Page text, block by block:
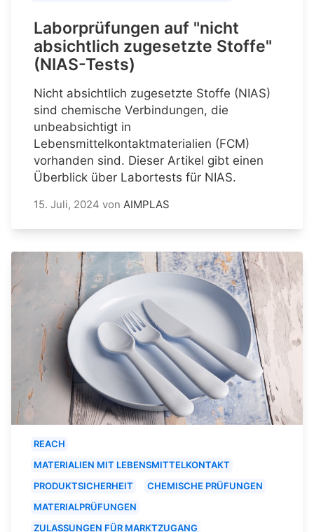
Laborprüfungen auf "nicht
absichtlich zugesetzte Stoffe"
(NIAS-Tests)
Nicht absichtlich zugesetzte Stoffe (NIAS)
sind chemische Verbindungen, die
unbeabsichtigt in
Lebensmittelkontaktmaterialien (FCM)
vorhanden sind. Dieser Artikel gibt einen
Überblick über Labortests für NIAS.
15. Juli, 2024 von AIMPLAS
REACH
MATERIALIEN MIT LEBENSMITTELKONTAKT
PRODUKTSICHERHEIT
CHEMISCHE PRÜFUNGEN
MATERIALPRÜFUNGEN
ZULASSUNGEN FÜR MARKTZUGANG